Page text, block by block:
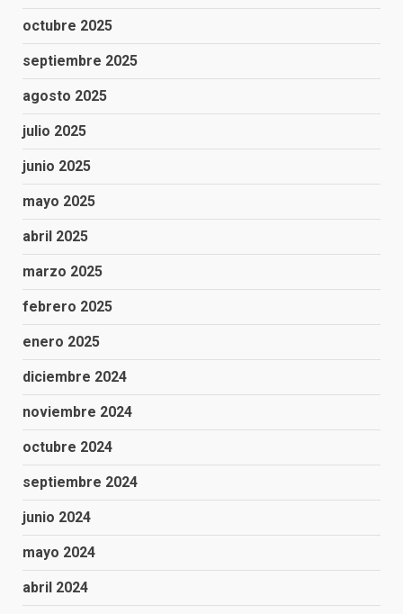
octubre 2025
septiembre 2025
agosto 2025
julio 2025
junio 2025
mayo 2025
abril 2025
marzo 2025
febrero 2025
enero 2025
diciembre 2024
noviembre 2024
octubre 2024
septiembre 2024
junio 2024
mayo 2024
abril 2024